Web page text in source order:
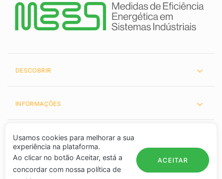
DESCOBRIR
INFORMAÇÕES
PARCEIROS
Usamos cookies para melhorar a sua
experiência na plataforma.
Ao clicar no botão Aceitar, está a
concordar com nossa política de
ACEITAR